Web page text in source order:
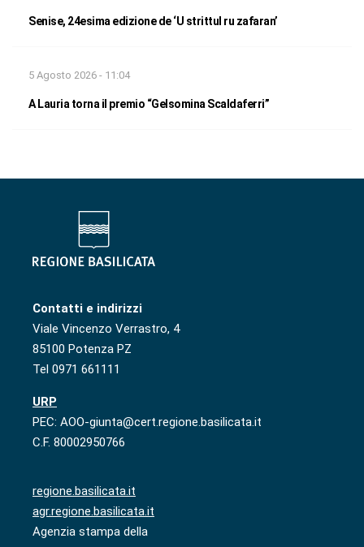
Senise, 24esima edizione de ‘U strittul ru zafaran’
5 Agosto 2026 - 11:04
A Lauria torna il premio “Gelsomina Scaldaferri”
Contatti e indirizzi
Viale Vincenzo Verrastro, 4
85100 Potenza PZ
Tel 0971 661111
URP
PEC: AOO-giunta@cert.regione.basilicata.it
C.F. 80002950766
regione.basilicata.it
agr.regione.basilicata.it
Agenzia stampa della